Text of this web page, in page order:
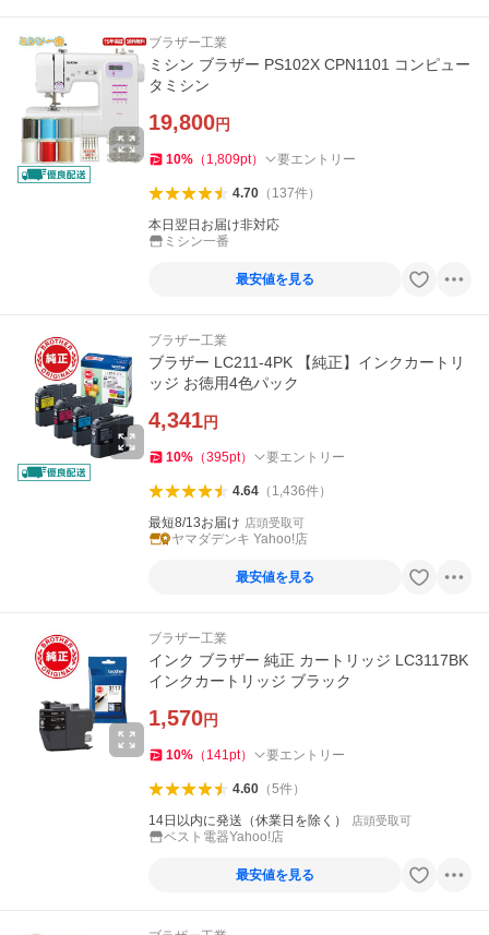
ブラザー工業
ミシン ブラザー PS102X CPN1101 コンピュー
タミシン
19,800円
10% （ 1,809pt） 要エントリー
4.70（ 137件）
本日翌日お届け非対応
ミシン一番
最安値を見る
ブラザー工業
ブラザー LC211-4PK 【純正】インクカートリ
ッジ お徳用4色パック
4,341円
10% （395pt） 要エントリー
4.64（ 1,436件）
最短8/13お届け 店頭受取可
ヤマダデンキ Yahoo!店
最安値を見る
ブラザー工業
インク ブラザー 純正 カートリッジ LC3117BK
インクカートリッジ ブラック
1,570円
10% （ 141pt） 要エントリー
4.60（5件）
14日以内に発送（休業日を除く） 店頭受取可
ベスト電器Yahoo!店
最安値を見る